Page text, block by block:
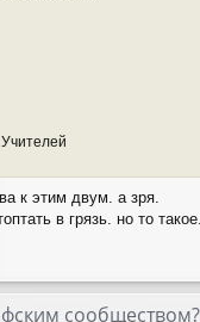
к этим двум. а зря.
в грязь. но то такое.
сообществом?